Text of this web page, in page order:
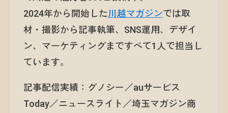
2024年から開始した川越マガジンでは取
材・撮影から記事執筆、SNS運用、デザイ
ン、マーケティングまですべて1人で担当し
ています。
記事配信実績：グノシー／auサービス
Today／ニュースライト／埼玉マガジン商